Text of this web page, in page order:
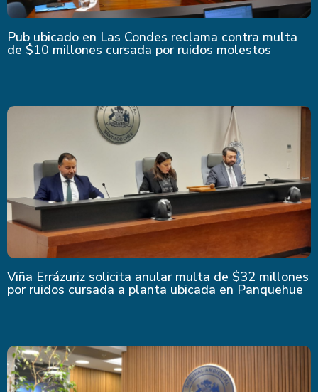
Pub ubicado en Las Condes reclama contra multa
de $10 millones cursada por ruidos molestos
Viña Errázuriz solicita anular multa de $32 millones
por ruidos cursada a planta ubicada en Panquehue